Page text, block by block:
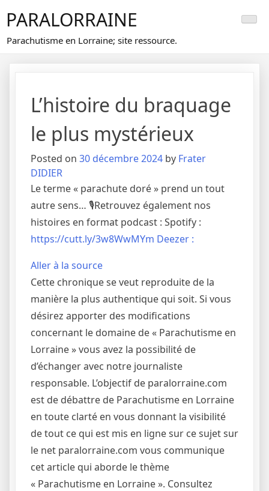
content
PARALORRAINE
Parachutisme en Lorraine; site ressource.
L’histoire du braquage
le plus mystérieux
Posted on 30 décembre 2024 by Frater
DIDIER
Le terme « parachute doré » prend un tout
autre sens… 🎙️Retrouvez également nos
histoires en format podcast : Spotify :
https://cutt.ly/3w8WwMYm Deezer :
Aller à la source
Cette chronique se veut reproduite de la
manière la plus authentique qui soit. Si vous
désirez apporter des modifications
concernant le domaine de « Parachutisme en
Lorraine » vous avez la possibilité de
d’échanger avec notre journaliste
responsable. L’objectif de paralorraine.com
est de débattre de Parachutisme en Lorraine
en toute clarté en vous donnant la visibilité
de tout ce qui est mis en ligne sur ce sujet sur
le net paralorraine.com vous communique
cet article qui aborde le thème
« Parachutisme en Lorraine ». Consultez